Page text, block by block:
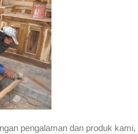
pengalaman dan produk kami,